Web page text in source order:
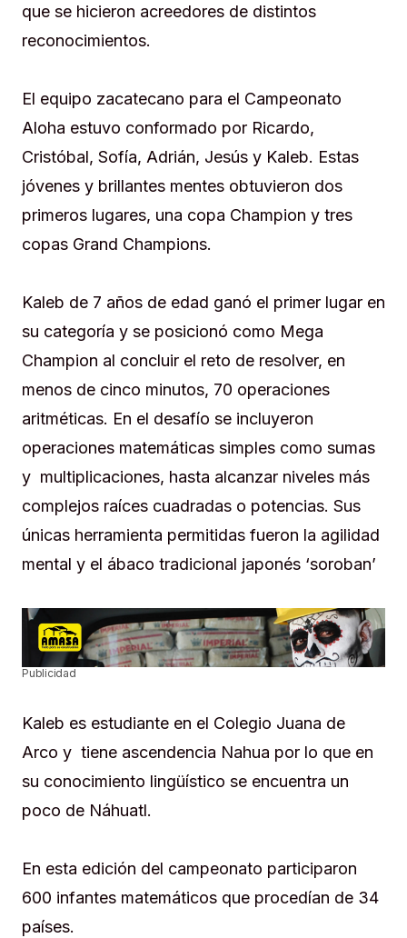
que se hicieron acreedores de distintos
reconocimientos.
El equipo zacatecano para el Campeonato
Aloha estuvo conformado por Ricardo,
Cristóbal, Sofía, Adrián, Jesús y Kaleb. Estas
jóvenes y brillantes mentes obtuvieron dos
primeros lugares, una copa Champion y tres
copas Grand Champions.
Kaleb de 7 años de edad ganó el primer lugar en
su categoría y se posicionó como Mega
Champion al concluir el reto de resolver, en
menos de cinco minutos, 70 operaciones
aritméticas. En el desafío se incluyeron
operaciones matemáticas simples como sumas
y multiplicaciones, hasta alcanzar niveles más
complejos raíces cuadradas o potencias. Sus
únicas herramienta permitidas fueron la agilidad
mental y el ábaco tradicional japonés ‘soroban’
Publicidad
Kaleb es estudiante en el Colegio Juana de
Arco y tiene ascendencia Nahua por lo que en
su conocimiento lingüístico se encuentra un
poco de Náhuatl.
En esta edición del campeonato participaron
600 infantes matemáticos que procedían de 34
países.